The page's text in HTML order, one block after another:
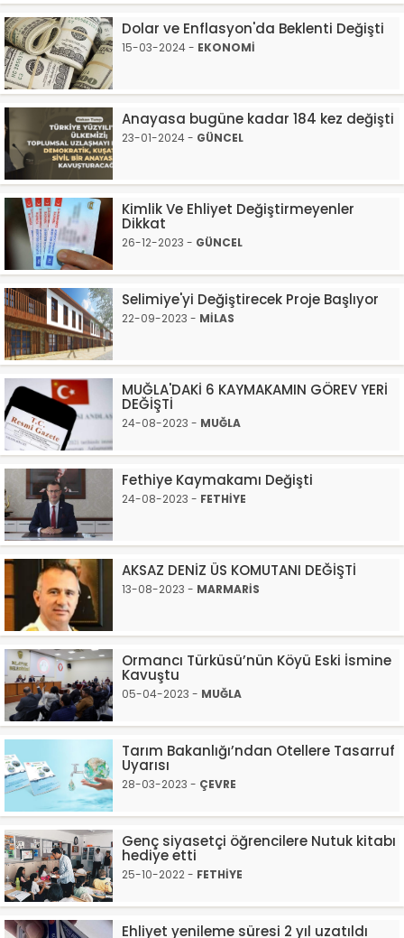
Dolar ve Enflasyon'da Beklenti Değişti
15-03-2024 - EKONOMİ
Anayasa bugüne kadar 184 kez değişti
23-01-2024 - GÜNCEL
Kimlik Ve Ehliyet Değiştirmeyenler
Dikkat
26-12-2023 - GÜNCEL
Selimiye'yi Değiştirecek Proje Başlıyor
22-09-2023 - MİLAS
MUĞLA'DAKİ 6 KAYMAKAMIN GÖREV YERİ
DEĞİŞTİ
24-08-2023 - MUĞLA
Fethiye Kaymakamı Değişti
24-08-2023 - FETHİYE
AKSAZ DENİZ ÜS KOMUTANI DEĞİŞTİ
13-08-2023 - MARMARİS
Ormancı Türküsü’nün Köyü Eski İsmine
Kavuştu
05-04-2023 - MUĞLA
Tarım Bakanlığı’ndan Otellere Tasarruf
Uyarısı
28-03-2023 - ÇEVRE
Genç siyasetçi öğrencilere Nutuk kitabı
hediye etti
25-10-2022 - FETHİYE
Ehliyet yenileme süresi 2 yıl uzatıldı